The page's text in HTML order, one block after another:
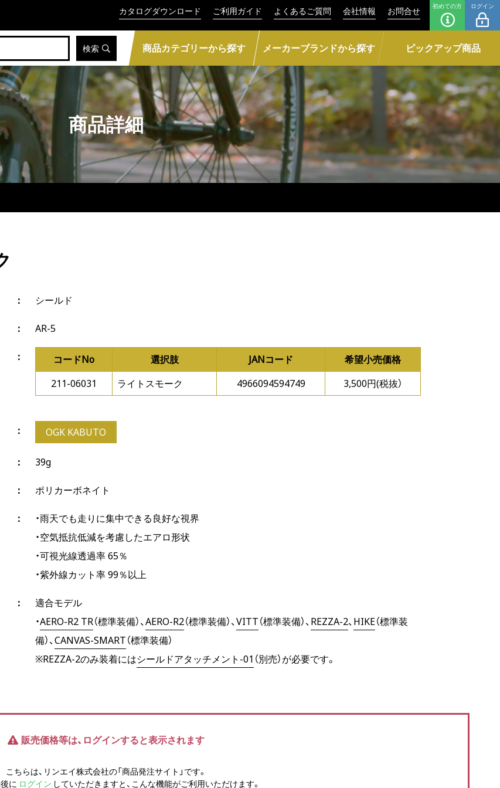
カタログダウンロード ご利用ガイド よくあるご質問 会社情報 お問合せ 初めての方 ログイン
検索 商品カテゴリーから探す メーカーブランドから探す ピックアップ商品
商品詳細
シールド
AR-5
コードNo 選択肢 JANコード
希望小売価格
211-06031
ライトスモーク 4966094594749 3,500円(税抜）
OGK KABUTO
39g
ポリカーボネイト
・雨天でも走りに集中できる良好な視界
・空気抵抗低減を考慮したエアロ形状
・可視光線透過率 65％
・紫外線カット率 99％以上
適合モデル
・AERO-R2 TR（標準装備）、AERO-R2（標準装備）、VITT（標準装備）、 REZZA-2、 HIKE（標準装
備）、CANVAS-SMART（標準装備）
※REZZA-2のみ装着にはシールドアタッチメント-01 （別売）が必要です。
販売価格等は、ログインすると表示されます
こちらは、リンエイ株式会社の「商品発注サイト」です。
に ログイン していただきますと、こんな機能がご利用いただけます。